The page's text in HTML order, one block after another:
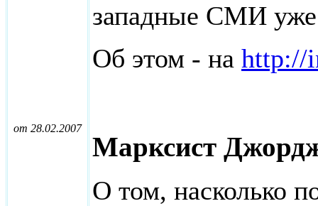
от 28.02.2007
западные СМИ
Об этом - на http://
Марксист
О том, насколько